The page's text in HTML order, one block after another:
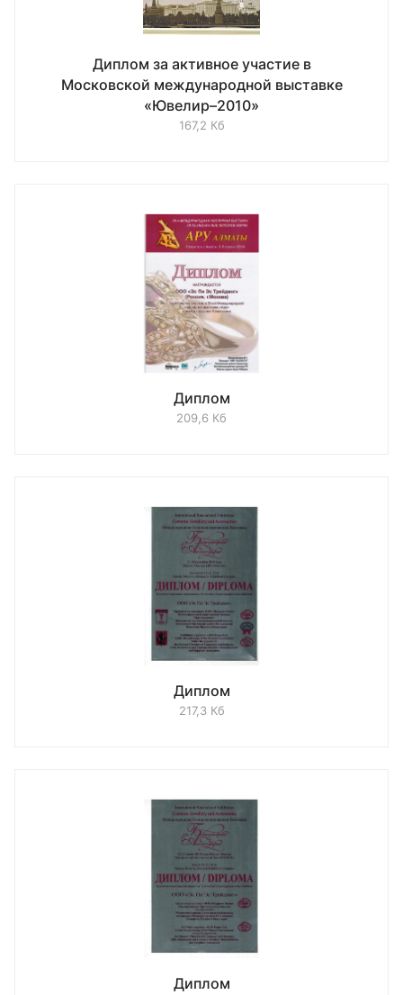
Диплом за активное участие в
Московской международной выставке
«Ювелир–2010»
167,2 Кб
Диплом
209,6 Кб
Диплом
217,3 Кб
Диплом